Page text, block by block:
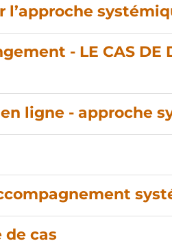
l’approche
- LE CAS DE
ligne - approche
de cas